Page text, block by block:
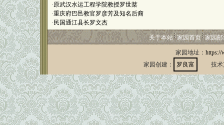
·原武汉水运工程学院教授罗世棻
·重庆府巴邑教官罗彦芳及知名后裔
· 民国通江县长罗文杰
关于本站 家园首页 家园
家园地址： https://
家园创建：
罗良富 技术